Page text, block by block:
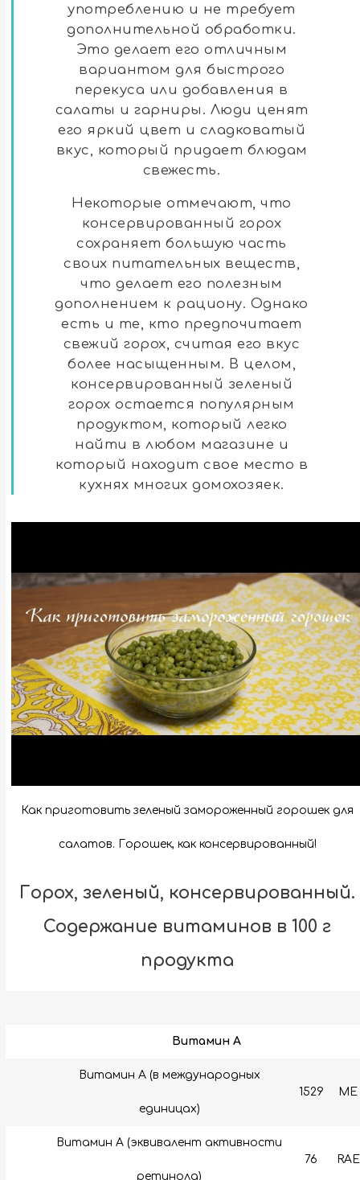
употреблению и не требует
дополнительной обработки.
Это делает его отличным
вариантом для быстрого
перекуса или добавления в
салаты и гарниры. Люди ценят
его яркий цвет и сладковатый
вкус, который придает блюдам
свежесть.
Некоторые отмечают, что
консервированный горох
сохраняет большую часть
своих питательных веществ,
что делает его полезным
дополнением к рациону. Однако
есть и те, кто предпочитает
свежий горох, считая его вкус
более насыщенным. В целом,
консервированный зеленый
горох остается популярным
продуктом, который легко
найти в любом магазине и
который находит свое место в
кухнях многих домохозяек.
Как приготовить зеленый замороженный горошек для
салатов. Горошек, как консервированный!
Горох, зеленый, консервированный.
Содержание витаминов в 100 г
продукта
Витамин A
Витамин А (в международных
единицах)
1529 МЕ
Витамин А (эквивалент активности
ретинола)
76 RAE